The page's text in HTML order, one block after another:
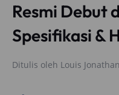
Resmi Debut
Spesifikasi &
Ditulis oleh Louis Jonathan